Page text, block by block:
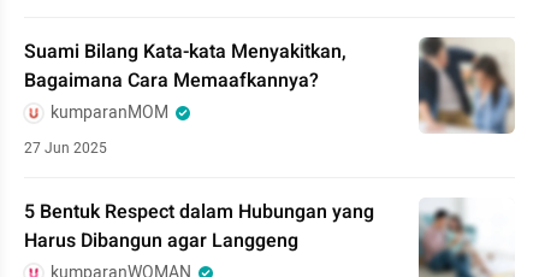
Suami Bilang Kata-kata Menyakitkan,
Bagaimana Cara Memaafkannya?
kumparanMOM
27 Jun 2025
5 Bentuk Respect dalam Hubungan yang
Harus Dibangun agar Langgeng